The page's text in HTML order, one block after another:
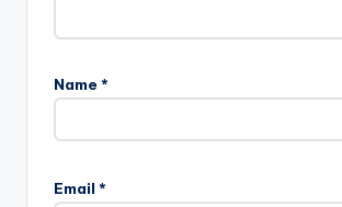
Name *
Email *